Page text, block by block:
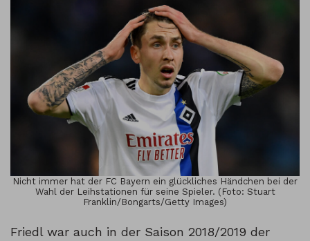
Nicht immer hat der FC Bayern ein glückliches Händchen bei der
Wahl der Leihstationen für seine Spieler. (Foto: Stuart
Franklin/Bongarts/Getty Images)
Friedl war auch in der Saison 2018/2019 der